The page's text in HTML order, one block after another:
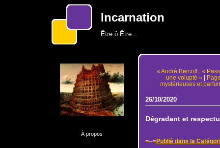
Incarnation
Être ô Être...
À propos
« André Bercoff : «
une volupté » |
mystérieuses et
26/10/2020
Dégradant et
=--=Publié dans la